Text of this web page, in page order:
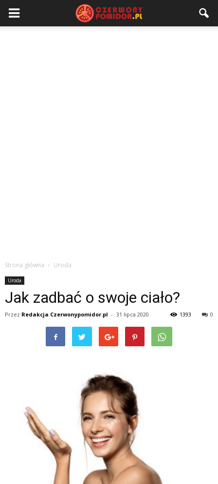
Strona główna Uroda
Uroda
Jak zadbać o swoje ciało?
Przez Redakcja Czerwonypomidor.pl - 31 lipca 2020 0
1393